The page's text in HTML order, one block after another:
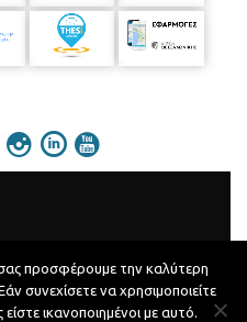
προσφέρουμε την καλύτερη
συνεχίσετε να χρησιμοποιείτε
ικανοποιημένοι με αυτό.